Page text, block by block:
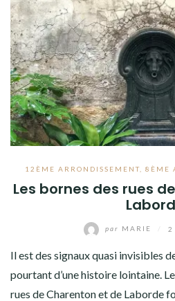
12ÈME ARRONDISSEMENT, 8ÈME
Les bornes des rues
par MARIE 2
Il est des signaux quasi invisibles
pourtant d’une histoire lointaine.
rues de Charenton et de Laborde